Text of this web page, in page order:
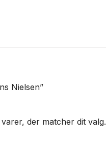
Nielsen”
der matcher dit valg.